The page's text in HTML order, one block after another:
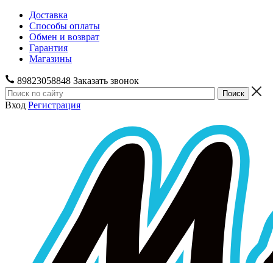
Доставка
Способы оплаты
Обмен и возврат
Гарантия
Магазины
89823058848 Заказать звонок
Вход Регистрация